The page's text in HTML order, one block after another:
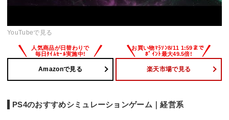
YouTubeで見る
Amazonで見る 楽天市場で見る
PS4のおすすめシミュレーションゲーム｜経営系